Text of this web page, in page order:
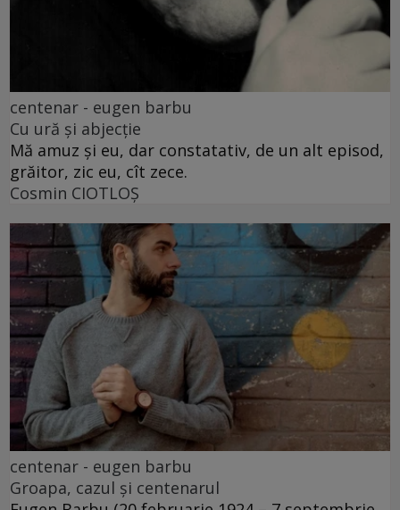
centenar - eugen barbu
Cu ură și abjecție
Mă amuz și eu, dar constatativ, de un alt episod,
grăitor, zic eu, cît zece.
Cosmin CIOTLOŞ
centenar - eugen barbu
Groapa, cazul și centenarul